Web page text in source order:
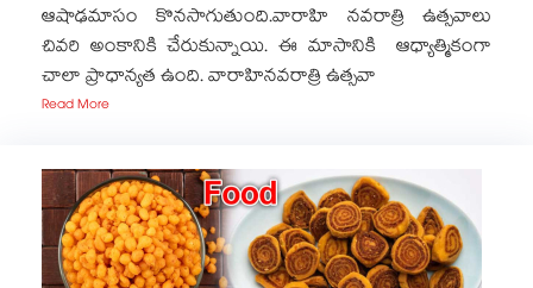
ఆషాఢమాసం కొనసాగుతుంది.వారాహి నవరాత్రి ఉత్సవాలు
చివరి అంకానికి చేరుకున్నాయి. ఈ మాసానికి ఆధ్యాత్మికంగా
చాలా ప్రాధాన్యత ఉంది. వారాహినవరాత్రి ఉత్సవా
Read More